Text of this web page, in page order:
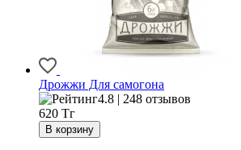
Дрожжи Для самогона
4.8 | 248 отзывов
620 Тг